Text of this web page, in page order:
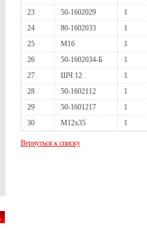
23
50-1602029
1
24
80-1602033
1
25
М16
1
26
50-1602034-Б
1
27
ШЧ 12
1
28
50-1602112
1
29
50-1601217
1
30
М12х35 1
Вернуться к списку